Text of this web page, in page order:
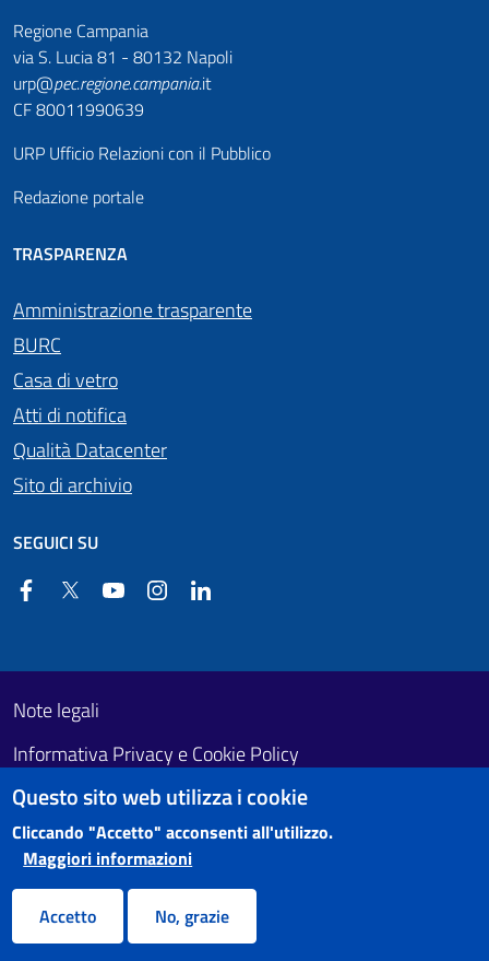
Regione Campania
via S. Lucia 81 - 80132 Napoli
urp@pec.regione.campania.it
CF 80011990639
URP Ufficio Relazioni con il Pubblico
Redazione portale
TRASPARENZA
Amministrazione trasparente
BURC
Casa di vetro
Atti di notifica
Qualità Datacenter
Sito di archivio
SEGUICI SU
FacebookTwitter YouTube Instagram
Footer First
Useful links section
Note legali
Informativa Privacy e Cookie Policy
Obiettivi di accessibilità
Questo sito web utilizza i cookie
Cliccando "Accetto" acconsenti all'utilizzo.
Maggiori informazioni
Accetto No, grazie